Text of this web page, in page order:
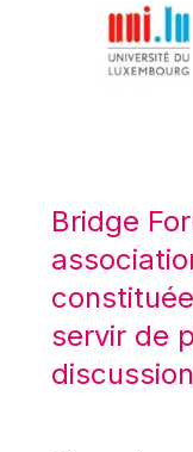
Lucas
Máire
Mario
Mario
Maroš
Martin
Martine
Bridge
servir de